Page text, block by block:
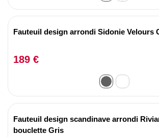
Fauteuil design arrondi Sidonie Velours
189 €
Fauteuil design scandinave arrondi
bouclette Gris